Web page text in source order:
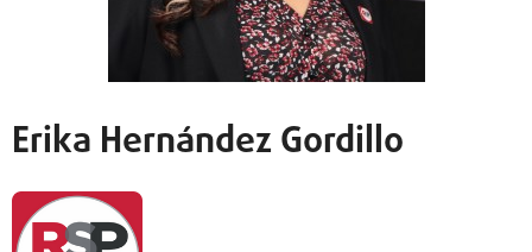
Erika Hernández Gordillo